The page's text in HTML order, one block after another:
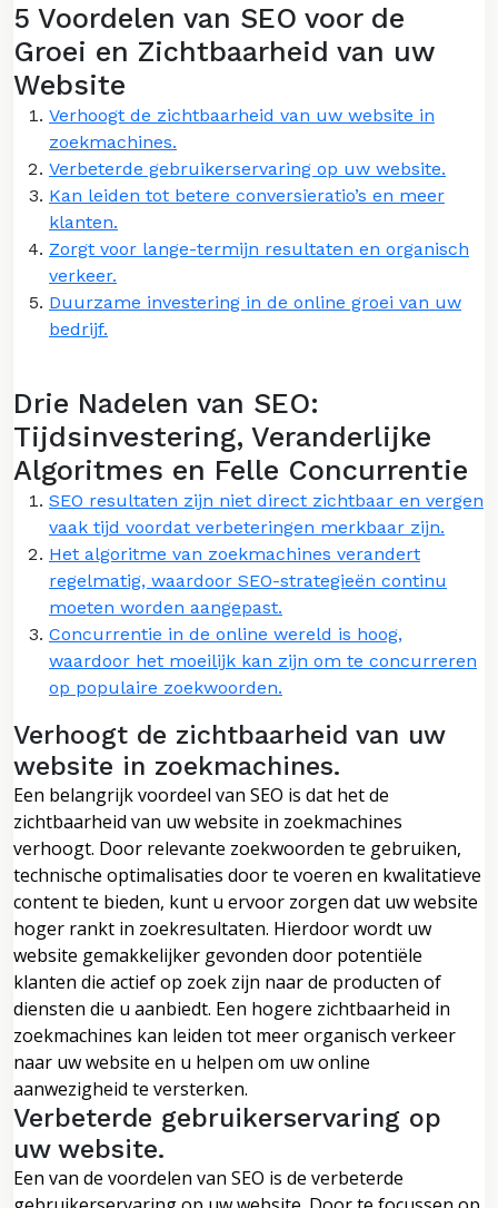
5 Voordelen van SEO voor de
Groei en Zichtbaarheid van uw
Website
Verhoogt de zichtbaarheid van uw website in
zoekmachines.
Verbeterde gebruikerservaring op uw website.
Kan leiden tot betere conversieratio’s en meer
klanten.
Zorgt voor lange-termijn resultaten en organisch
verkeer.
Duurzame investering in de online groei van uw
bedrijf.
Drie Nadelen van SEO:
Tijdsinvestering, Veranderlijke
Algoritmes en Felle Concurrentie
SEO resultaten zijn niet direct zichtbaar en vergen
vaak tijd voordat verbeteringen merkbaar zijn.
Het algoritme van zoekmachines verandert
regelmatig, waardoor SEO-strategieën continu
moeten worden aangepast.
Concurrentie in de online wereld is hoog,
waardoor het moeilijk kan zijn om te concurreren
op populaire zoekwoorden.
Verhoogt de zichtbaarheid van uw
website in zoekmachines.
Een belangrijk voordeel van SEO is dat het de
zichtbaarheid van uw website in zoekmachines
verhoogt. Door relevante zoekwoorden te gebruiken,
technische optimalisaties door te voeren en kwalitatieve
content te bieden, kunt u ervoor zorgen dat uw website
hoger rankt in zoekresultaten. Hierdoor wordt uw
website gemakkelijker gevonden door potentiële
klanten die actief op zoek zijn naar de producten of
diensten die u aanbiedt. Een hogere zichtbaarheid in
zoekmachines kan leiden tot meer organisch verkeer
naar uw website en u helpen om uw online
aanwezigheid te versterken.
Verbeterde gebruikerservaring op
uw website.
Een van de voordelen van SEO is de verbeterde